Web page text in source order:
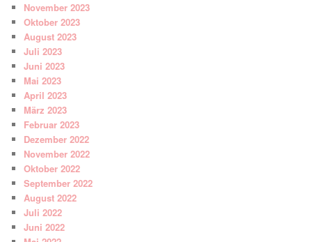
November 2023
Oktober 2023
August 2023
Juli 2023
Juni 2023
Mai 2023
April 2023
März 2023
Februar 2023
Dezember 2022
November 2022
Oktober 2022
September 2022
August 2022
Juli 2022
Juni 2022